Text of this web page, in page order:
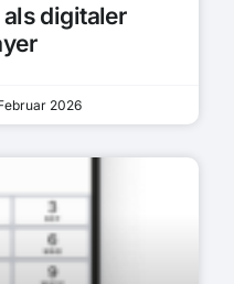
digitaler
2026